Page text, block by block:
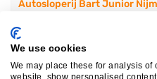
Autosloperij Bart Junior
6545AE Nijmegen
Op 0,16 km afstand
We use cookies
We may place these for analysis of
website, show personalised